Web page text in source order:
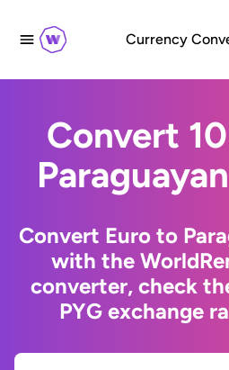
Currency
Convert
Convert Euro to
with the
converter, check
PYG exchange